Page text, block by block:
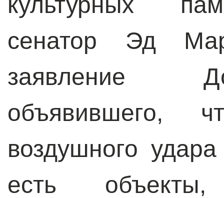
сенатор Эд
заявление
объявившего,
воздушного
есть